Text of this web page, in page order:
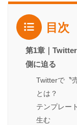
目次
第1章｜
側に迫る
Twitterで〝
とは？
テンプレー
生む